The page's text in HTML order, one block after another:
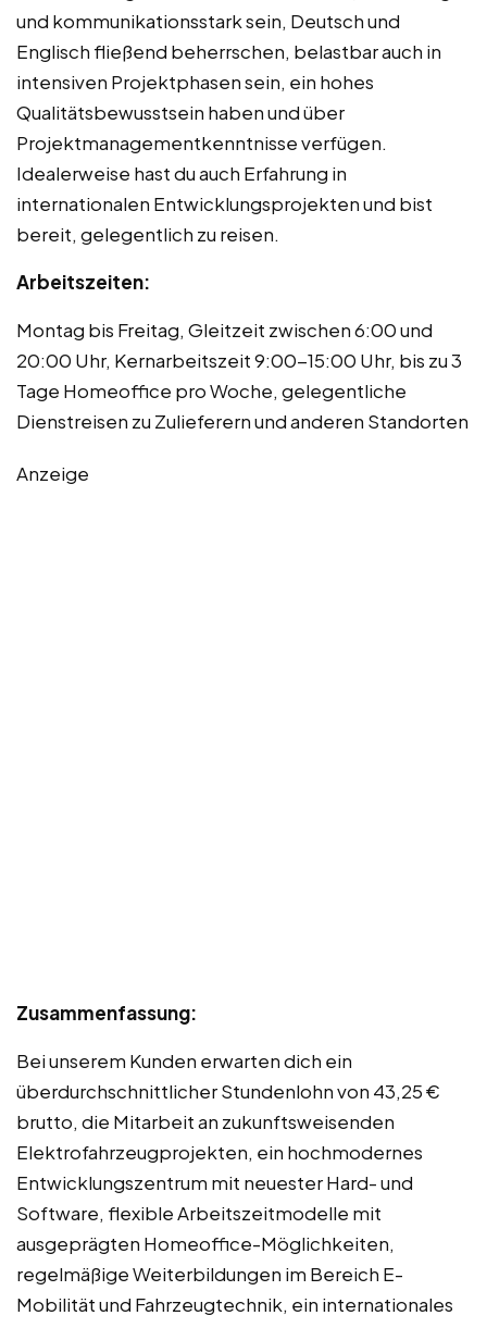
und kommunikationsstark sein, Deutsch und
Englisch fließend beherrschen, belastbar auch in
intensiven Projektphasen sein, ein hohes
Qualitätsbewusstsein haben und über
Projektmanagementkenntnisse verfügen.
Idealerweise hast du auch Erfahrung in
internationalen Entwicklungsprojekten und bist
bereit, gelegentlich zu reisen.
Arbeitszeiten:
Montag bis Freitag, Gleitzeit zwischen 6:00 und
20:00 Uhr, Kernarbeitszeit 9:00-15:00 Uhr, bis zu 3
Tage Homeoffice pro Woche, gelegentliche
Dienstreisen zu Zulieferern und anderen Standorten
Anzeige
Zusammenfassung:
Bei unserem Kunden erwarten dich ein
überdurchschnittlicher Stundenlohn von 43,25 €
brutto, die Mitarbeit an zukunftsweisenden
Elektrofahrzeugprojekten, ein hochmodernes
Entwicklungszentrum mit neuester Hard- und
Software, flexible Arbeitszeitmodelle mit
ausgeprägten Homeoffice-Möglichkeiten,
regelmäßige Weiterbildungen im Bereich E-
Mobilität und Fahrzeugtechnik, ein internationales